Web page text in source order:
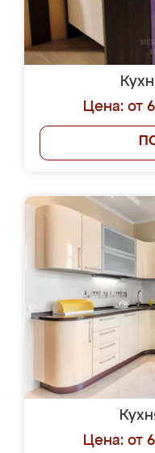
Цена: от
Цена: от